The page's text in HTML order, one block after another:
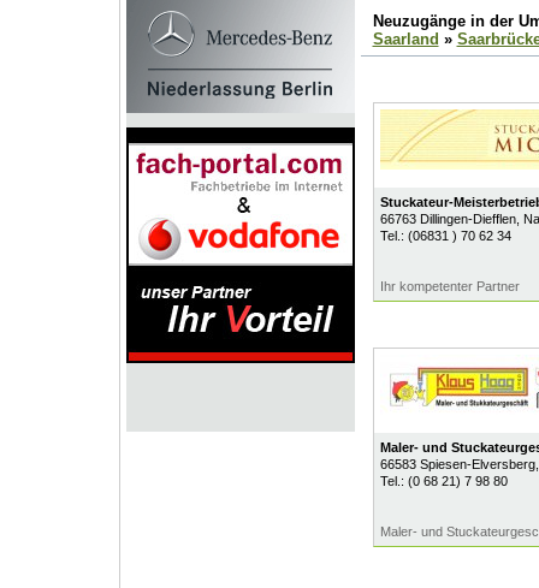
Neuzugänge in der
Saarland »
Stuckateur-
66763 Dillingen-Diefflen,
Tel.: (06831 ) 70 62 34
Ihr kompetenter Partner
Maler- und
66583 Spiesen-Elversberg
Tel.: (0 68 21) 7 98 80
Maler- und